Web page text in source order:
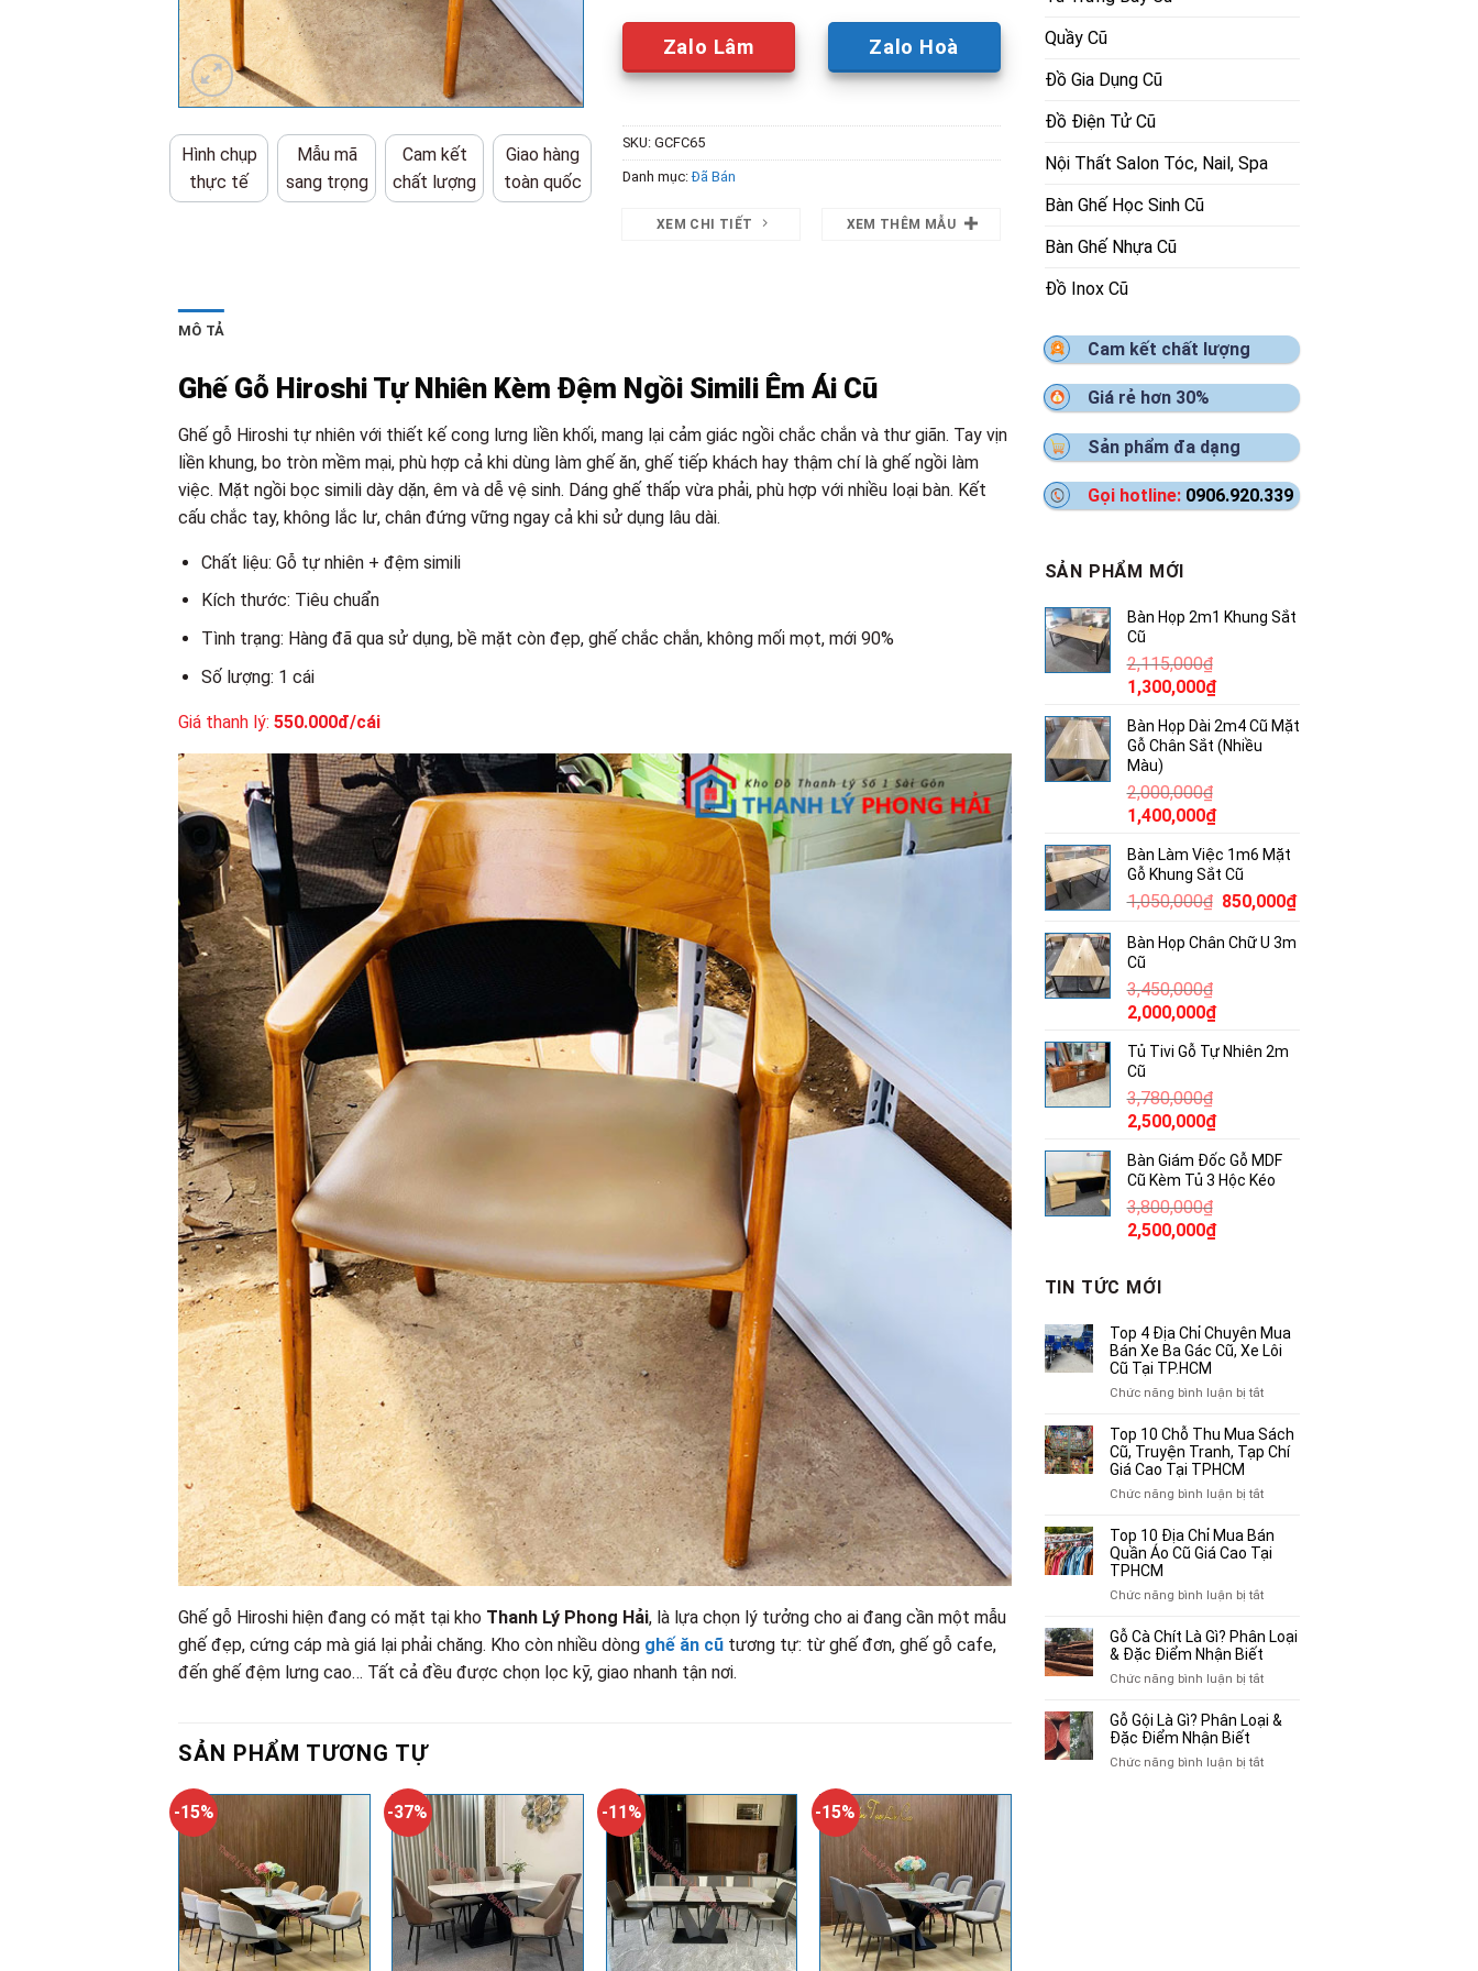
Hình chụp
thực tế
Mẫu mã
sang trọng
Cam kết
chất lượng
Giao hàng
toàn quốc
Zalo Lâm Zalo Hoà
SKU: GCFC65
Danh mục:Đã Bán
XEM CHI TIẾT XEM THÊM MẪU
MÔ TẢ
Ghế Gỗ Hiroshi Tự Nhiên Kèm Đệm Ngồi Simili Êm Ái Cũ
Ghế gỗ Hiroshi tự nhiên với thiết kế cong lưng liền khối, mang lại cảm giác ngồi chắc chắn và thư giãn. Tay vịn
liền khung, bo tròn mềm mại, phù hợp cả khi dùng làm ghế ăn, ghế tiếp khách hay thậm chí là ghế ngồi làm
việc. Mặt ngồi bọc simili dày dặn, êm và dễ vệ sinh. Dáng ghế thấp vừa phải, phù hợp với nhiều loại bàn. Kết
cấu chắc tay, không lắc lư, chân đứng vững ngay cả khi sử dụng lâu dài.
Chất liệu: Gỗ tự nhiên + đệm simili
Kích thước: Tiêu chuẩn
Tình trạng: Hàng đã qua sử dụng, bề mặt còn đẹp, ghế chắc chắn, không mối mọt, mới 90%
Số lượng: 1 cái
Giá thanh lý: 550.000đ/cái
Ghế gỗ Hiroshi hiện đang có mặt tại kho Thanh Lý Phong Hải, là lựa chọn lý tưởng cho ai đang cần một mẫu
ghế đẹp, cứng cáp mà giá lại phải chăng. Kho còn nhiều dòng ghế ăn cũ tương tự: từ ghế đơn, ghế gỗ cafe,
đến ghế đệm lưng cao… Tất cả đều được chọn lọc kỹ, giao nhanh tận nơi.
SẢN PHẨM TƯƠNG TỰ
-15% -37% -11% -15%
Quầy Cũ
Đồ Gia Dụng Cũ
Đồ Điện Tử Cũ
Nội Thất Salon Tóc, Nail, Spa
Bàn Ghế Học Sinh Cũ
Bàn Ghế Nhựa Cũ
Đồ Inox Cũ
Cam kết chất lượng
Giá rẻ hơn 30%
Sản phẩm đa dạng
Gọi hotline: 0906.920.339
SẢN PHẨM MỚI
Bàn Họp 2m1 Khung Sắt
Cũ
2,115,000₫
Giá
là:
2,115,000₫.
1,300,000₫Giá
tại
là:
Bàn Họp Dài 2m4 Cũ Mặt
Gỗ Chân Sắt (Nhiều
Màu)
2,000,000₫
Giá
là:
2,000,000₫.
1,400,000₫Giá
tại
là:
1,400,000₫.
Bàn Làm Việc 1m6 Mặt
Gỗ Khung Sắt Cũ
1,050,000₫ Giá
là:
850,000₫Giá
Bàn Họp Chân Chữ U 3m
Cũ
3,450,000₫
Giá
là:
3,450,000₫.
2,000,000₫Giá
tại
Tủ Tivi Gỗ Tự Nhiên 2m
Cũ
3,780,000₫
Giá
là:
3,780,000₫.
2,500,000₫Giá
tại
là:
Bàn Giám Đốc Gỗ MDF
Cũ Kèm Tủ 3 Hộc Kéo
3,800,000₫
Giá
là:
3,800,000₫.
2,500,000₫Giá
2,500,000₫.
TIN TỨC MỚI
Top 4 Địa Chỉ Chuyên Mua
Bán Xe Ba Gác Cũ, Xe Lôi
Cũ Tại TP.HCM
Chức năng bình luận bị tắtở
4
Địa
Xe
Ba
Cũ,
Lôi
Cũ
Tại
Top 10 Chỗ Thu Mua Sách
Cũ, Truyện Tranh, Tạp Chí
Giá Cao Tại TPHCM
Chức năng bình luận bị tắtở
10
Chỗ
Truyện
Tranh,
Tạp
Giá
Tại
Top 10 Địa Chỉ Mua Bán
Quần Áo Cũ Giá Cao Tại
TPHCM
Chức năng bình luận bị tắtở
10
Địa
Mua
Quần
Cũ
Gỗ Cà Chít Là Gì? Phân Loại
& Đặc Điểm Nhận Biết
Chức năng bình luận bị tắtở
Cà
Gì?
Gỗ Gội Là Gì? Phân Loại &
Đặc Điểm Nhận Biết
Chức năng bình luận bị tắtở